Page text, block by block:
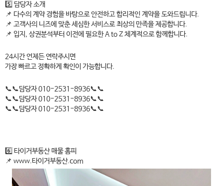
5️⃣ 담당자 소개
📌 다수의 계약 경험을 바탕으로 안전하고 합리적인 계약을 도와드립니다.
📌 고객사의 니즈에 맞춘 세심한 서비스로 최상의 만족을 제공합니다.
📌 입지, 상권분석부터 이전에 필요한 A to Z 체계적으로 함께합니다.
24시간 언제든 연락주시면
가장 빠르고 정확하게 확인이 가능합니다.
📞📞담당자 010-2531-8936📞📞
📞📞담당자 010-2531-8936📞📞
📞📞담당자 010-2531-8936📞📞
6️⃣ 타이거부동산 매물 홈피
📌 www.타이거부동산.com